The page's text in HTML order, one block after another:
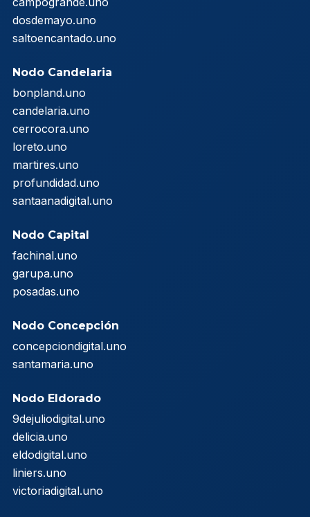
dosdemayo.uno
saltoencantado.uno
Nodo Candelaria
bonpland.uno
candelaria.uno
cerrocora.uno
loreto.uno
martires.uno
profundidad.uno
santaanadigital.uno
Nodo Capital
fachinal.uno
garupa.uno
posadas.uno
Nodo Concepción
concepciondigital.uno
santamaria.uno
Nodo Eldorado
9dejuliodigital.uno
delicia.uno
eldodigital.uno
liniers.uno
victoriadigital.uno